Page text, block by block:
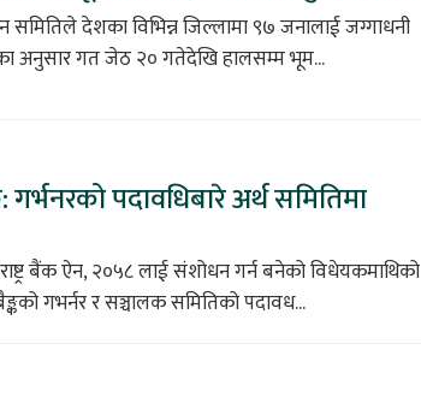
समितिले देशका विभिन्न जिल्लामा ९७ जनालाई जग्गाधनी
अनुसार गत जेठ २० गतेदेखि हालसम्म भूम...
गर्भनरको पदावधिबारे अर्थ समितिमा
बैंक ऐन, २०५८ लाई संशोधन गर्न बनेको विधेयकमाथिको
गभर्नर र सञ्चालक समितिको पदावध...